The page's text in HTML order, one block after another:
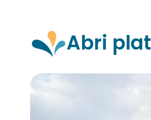
Abri plat